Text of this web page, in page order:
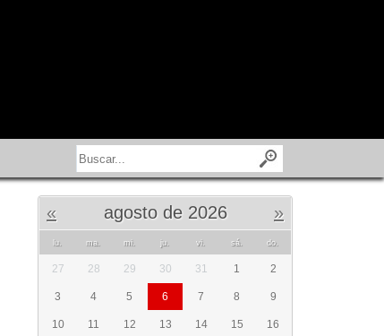
« agosto de 2026 »
lu. ma. mi. ju. vi. sá. do.
27 28 29 30 31 1 2
3 4 5 6 7 8 9
10 11 12 13 14 15 16